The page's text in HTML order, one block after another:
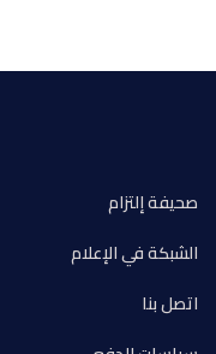
صحيفة إلتزام
الشبكة في الإعلام
اتصل بنا